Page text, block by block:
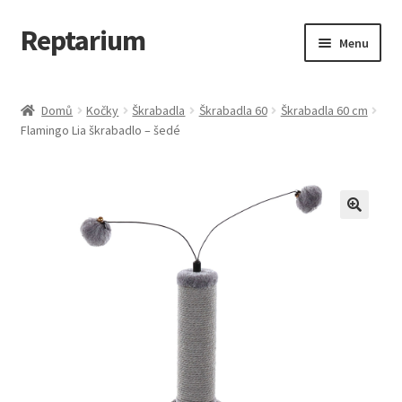
Přeskočit
na
Přejít
k
webu
Reptarium Menu
Košík
Domů Kočky Škrabadla Škrabadla 60
Škrabadla 60 cm
Flamingo Lia škrabadlo – šedé